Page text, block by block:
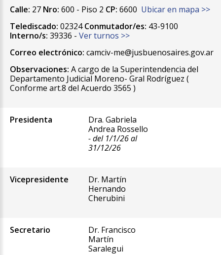
Calle: 27 Nro: 600 - Piso 2 CP: 6600 Ubicar en mapa >>
Telediscado: 02324Conmutador/es: 43-9100
Interno/s: 39336 - Ver turnos >>
Correo electrónico: camciv-me@jusbuenosaires.gov.ar
Observaciones: A cargo de la Superintendencia del
Departamento Judicial Moreno- Gral Rodríguez (
Conforme art.8 del Acuerdo 3565 )
Presidenta
Dra. Gabriela
Andrea Rossello
- del 1/1/26 al
31/12/26
Vicepresidente
Dr. Martín
Hernando
Cherubini
Secretario
Dr. Francisco
Martín
Saralegui